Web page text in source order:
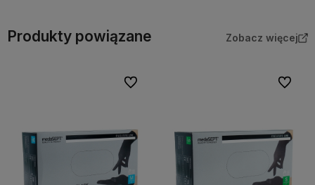
Produkty powiązane Zobacz więcej
Do ulubionych Do